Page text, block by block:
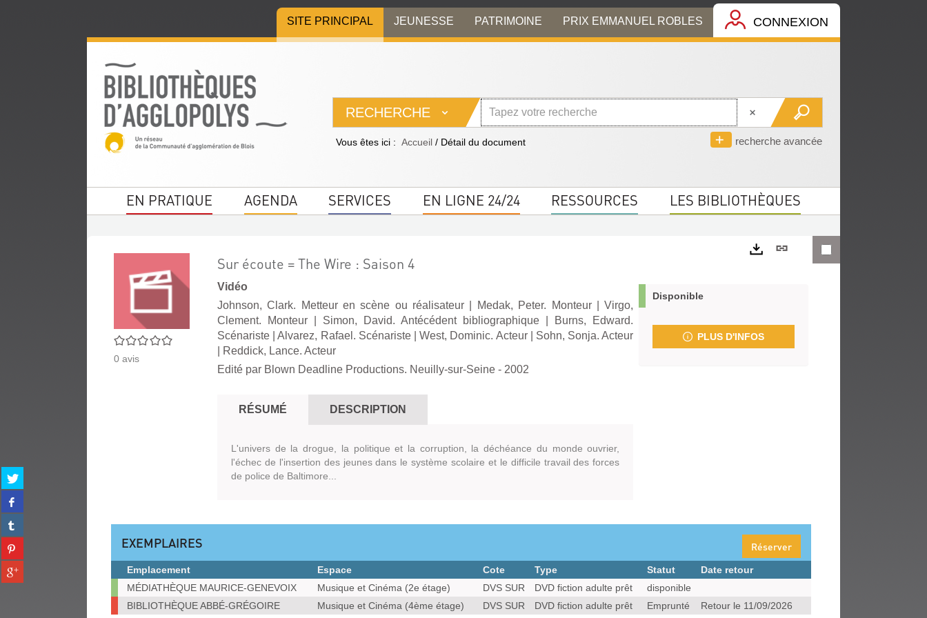
menu
contenu
la
SITE PRINCIPAL JEUNESSE PATRIMOINE PRIX EMMANUEL ROBLES CONNEXION
RECHERCHE
recherche avancée
Vous êtes ici : Accueil / Détail du document
EN PRATIQUE AGENDA SERVICES EN LIGNE 24/24 RESSOURCES LES BIBLIOTHÈQUES
Partager
sur
twitter
(Nouvelle
fenêtre)
Partager
sur
facebook
(Nouvelle
fenêtre)
Partager
sur
tumblr
(Nouvelle
fenêtre)
Partager
sur
pinterest
(Nouvelle
Partager
sur
0/5
0 avis
Sur écoute = The Wire : Saison 4
Vidéo
Johnson, Clark. Metteur en scène ou réalisateur
Medak, Peter. Monteur|Virgo,
Clement. Monteur
Simon, David. Antécédent bibliographique
Burns, Edward.
Scénariste |Alvarez, Rafael. Scénariste|West, Dominic. Acteur| Sohn, Sonja. Acteur
Reddick, Lance. Acteur
Edité par Blown Deadline Productions. Neuilly-sur-Seine - 2002
RÉSUMÉ DESCRIPTION
L'univers de la drogue, la politique et la corruption, la déchéance du monde ouvrier,
l'échec de l'insertion des jeunes dans le système scolaire et le difficile travail des forces
de police de Baltimore...
Lien
Disponible
PLUS D'INFOS
EXEMPLAIRES Réserver
Exemplaires
Emplacement Espace Cote Type Statut
Date retour
MÉDIATHÈQUE MAURICE-GENEVOIX
Musique et Cinéma (2e étage) DVS SUR DVD fiction adulte prêt
disponible
BIBLIOTHÈQUE ABBÉ-GRÉGOIRE
Musique et Cinéma (4ème étage) DVS SUR DVD fiction adulte prêt Emprunté Retour le 11/09/2026